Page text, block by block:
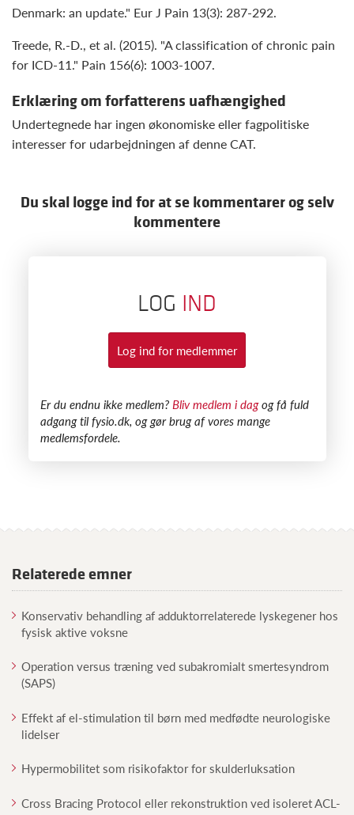
Denmark: an update." Eur J Pain 13(3): 287-292.
Treede, R.-D., et al. (2015). "A classification of chronic pain
for ICD-11." Pain 156(6): 1003-1007.
Erklæring om forfatterens uafhængighed
Undertegnede har ingen økonomiske eller fagpolitiske
interesser for udarbejdningen af denne CAT.
Du skal logge ind for at se kommentarer og selv
kommentere
LOG IND
Log ind for medlemmer
​Er du endnu ikke medlem? Bliv medlem i dagog få fuld
adgang til fysio.dk, og gør brug af vores mange
medlemsfordele.
Relaterede emner
Konservativ behandling af adduktorrelaterede lyskegener hos
fysisk aktive voksne
Operation versus træning ved subakromialt smertesyndrom
(SAPS)
Effekt af el-stimulation til børn med medfødte neurologiske
lidelser
Hypermobilitet som risikofaktor for skulderluksation
Cross Bracing Protocol eller rekonstruktion ved isoleret ACL-